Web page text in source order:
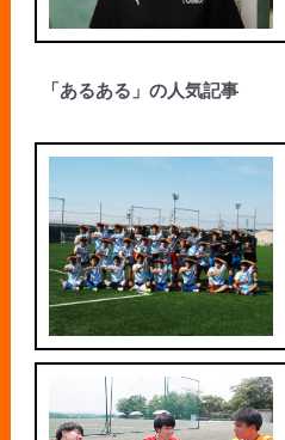
「あるある」の人気記事